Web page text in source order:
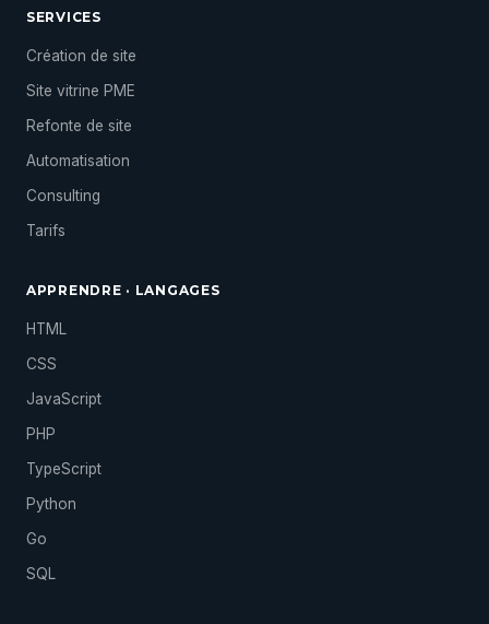
SERVICES
Création de site
Site vitrine PME
Refonte de site
Automatisation
Consulting
Tarifs
APPRENDRE · LANGAGES
HTML
CSS
JavaScript
PHP
TypeScript
Python
Go
SQL